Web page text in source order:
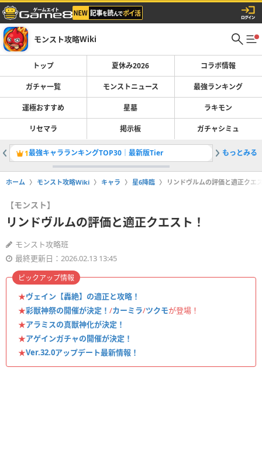
モンスト攻略Wiki
トップ 夏休み2026 コラボ情報
ガチャ一覧 モンストニュース 最強ランキング
運極おすすめ 星墓 ラキモン
リセマラ 掲示板 ガチャシミュ
1最強キャラランキングTOP30｜最新版Tier 2ヴェイ
もっとみる
ホーム モンスト攻略Wiki キャラ 星6降臨 リンドヴルムの評価と適正クエ
【モンスト】
リンドヴルムの評価と適正クエスト！
モンスト攻略班
最終更新日：2026.02.13 13:45
★ヴェイン【轟絶】の適正と攻略！
★彩獣神祭の開催が決定！ /カーミラ/ツクモが登場！
★アラミスの真獣神化が決定！
★アゲインガチャの開催が決定！
★Ver.32.0アップデート最新情報！
ピックアップ情報